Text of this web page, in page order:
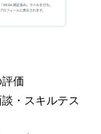
価
・スキルテス